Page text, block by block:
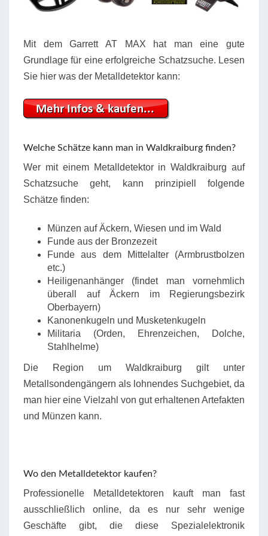
Mit dem Garrett AT MAX hat man eine gute
Grundlage für eine erfolgreiche Schatzsuche. Lesen
Sie hier was der Metalldetektor kann:
Welche Schätze kann man in Waldkraiburg finden?
Wer mit einem Metalldetektor in Waldkraiburg auf
Schatzsuche geht, kann prinzipiell folgende
Schätze finden:
Münzen auf Äckern, Wiesen und im Wald
Funde aus der Bronzezeit
Funde aus dem Mittelalter (Armbrustbolzen
etc.)
Heiligenanhänger (findet man vornehmlich
überall auf Äckern im Regierungsbezirk
Oberbayern)
Kanonenkugeln und Musketenkugeln
Militaria (Orden, Ehrenzeichen, Dolche,
Stahlhelme)
Die Region um Waldkraiburg gilt unter
Metallsondengängern als lohnendes Suchgebiet, da
man hier eine Vielzahl von gut erhaltenen Artefakten
und Münzen kann.
Wo den Metalldetektor kaufen?
Professionelle Metalldetektoren kauft man fast
ausschließlich online, da es nur sehr wenige
Geschäfte gibt, die diese Spezialelektronik